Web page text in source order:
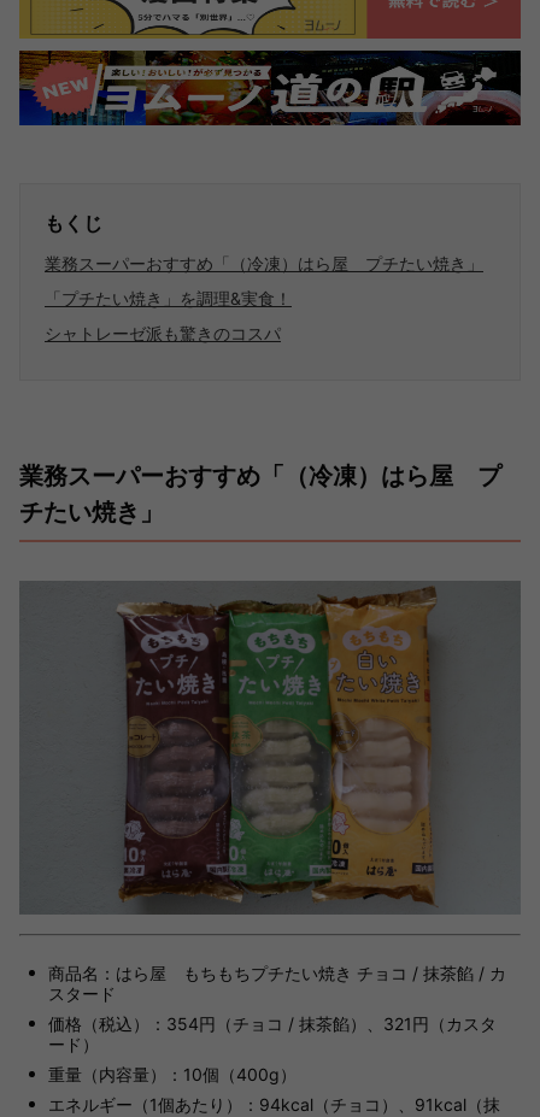
もくじ
業務スーパーおすすめ「（冷凍）はら屋 プチたい焼き」
「プチたい焼き」を調理&実食！
シャトレーゼ派も驚きのコスパ
業務スーパーおすすめ「（冷凍）はら屋 プ
チたい焼き」
商品名：はら屋 もちもちプチたい焼き チョコ / 抹茶餡 / カ
スタード
価格（税込）：354円（チョコ / 抹茶餡）、321円（カスタ
ード）
重量（内容量）：10個（400g）
エネルギー（1個あたり）：94kcal（チョコ）、91kcal（抹